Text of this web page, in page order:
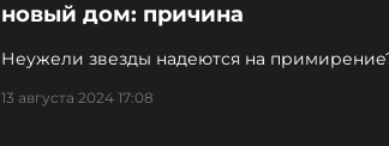
новый дом: причина
Неужели звезды надеются на
13 августа 2024 17:08